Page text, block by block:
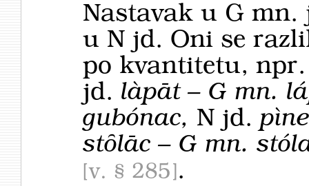
Nastavak u G
u N jd. Oni se
po kvantitetu,
jd. làpāt – G mn.
gubónac, N jd.
stȏlāc – G mn.
v. § 285 .